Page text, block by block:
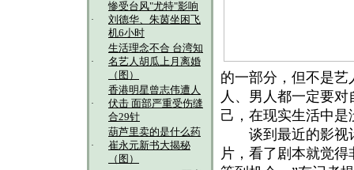
·
惨受台风"尤特"影响
刘德华、朱茵坐困飞
机6小时
·
生活理念不合 台湾知
名艺人胡瓜上月离婚
（图）
·
香港明星曾志伟遭人
伏击 面部严重受伤缝
合29针
·
葫芦里卖的是什么药
崔永元新书大揭秘
（图）
的一部分，但不是艺
人、男人都一定要
己，在现实生活中是
谈到最近的影视计
片，看了剧本就觉